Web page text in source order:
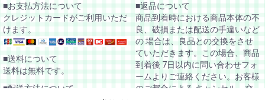
■お支払方法について
クレジットカードがご利用いただ
けます。
■送料について
送料は無料です。
■配送方法について
■返品について
商品到着時における商品本体の不
良、破損または配送の手違いなど
の 場合は、良品との交換をさせ
ていただきます。この場合、商品
到着後 7日以内に問い合わせフォ
ームよりご連絡ください。お客様
のご都合による キャンセル、交